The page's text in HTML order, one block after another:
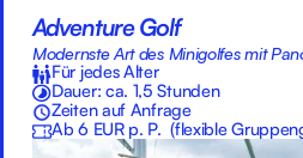
Adventure Golf
Modernste Art des Minigolfes mit
Für jedes Alter
Dauer: ca. 1,5 Stunden
Zeiten auf Anfrage
Ab 6 EUR p. P. (flexible